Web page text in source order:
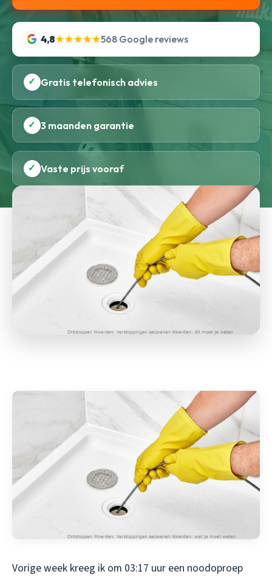
4,8★★★★★568 Google reviews
✓ Gratis telefonisch advies
✓ 3 maanden garantie
✓ Vaste prijs vooraf
Vorige week kreeg ik om 03:17 uur een noodoproep